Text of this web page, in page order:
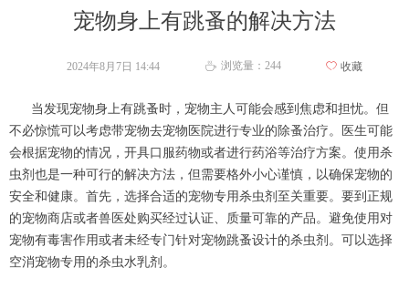
宠物身上有跳蚤的解决方法
当发现宠物身上有跳蚤时，宠物主人可能会感到焦虑和担忧。但
不必惊慌可以考虑带宠物去宠物医院进行专业的除蚤治疗。医生可能
会根据宠物的情况，开具口服药物或者进行药浴等治疗方案。使用杀
虫剂也是一种可行的解决方法，但需要格外小心谨慎，以确保宠物的
安全和健康。首先，选择合适的宠物专用杀虫剂至关重要。要到正规
的宠物商店或者兽医处购买经过认证、质量可靠的产品。避免使用对
宠物有毒害作用或者未经专门针对宠物跳蚤设计的杀虫剂。可以选择
空消宠物专用的杀虫水乳剂。
2024年8月7日 14:44 ꄘ 浏览量： 244 ꄀ 收藏